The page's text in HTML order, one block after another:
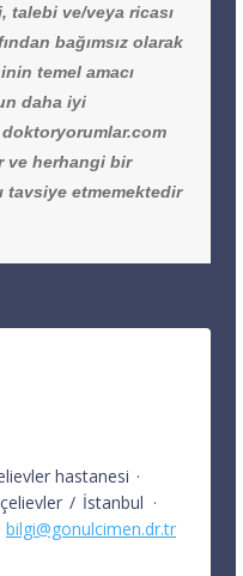
talebi ve/veya ricası
bağımsız olarak
temel amacı
daha iyi
ve herhangi bir
tavsiye etmemektedir
hastanesi ·
/ İstanbul ·
bilgi@gonulcimen.dr.tr